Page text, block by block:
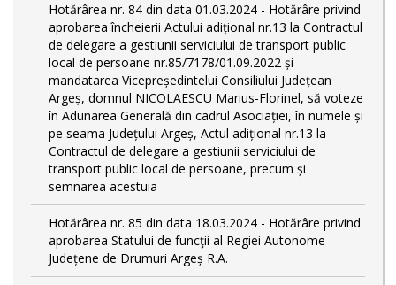
Hotărârea nr. 84 din data 01.03.2024 - Hotărâre privind
aprobarea încheierii Actului adițional nr.13 la Contractul
de delegare a gestiunii serviciului de transport public
local de persoane nr.85/7178/01.09.2022 și
mandatarea Vicepreședintelui Consiliului Județean
Argeș, domnul NICOLAESCU Marius-Florinel, să voteze
în Adunarea Generală din cadrul Asociației, în numele și
pe seama Județului Argeș, Actul adițional nr.13 la
Contractul de delegare a gestiunii serviciului de
transport public local de persoane, precum și
semnarea acestuia
Hotărârea nr. 85 din data 18.03.2024 - Hotărâre privind
aprobarea Statului de funcţii al Regiei Autonome
Județene de Drumuri Argeș R.A.